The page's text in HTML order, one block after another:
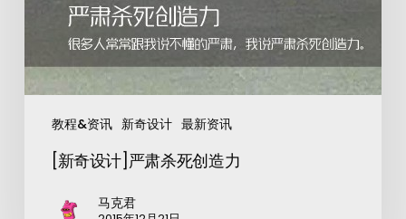
教程&资讯 新奇设计 最新资讯
[新奇设计]严肃杀死创造力
马克君